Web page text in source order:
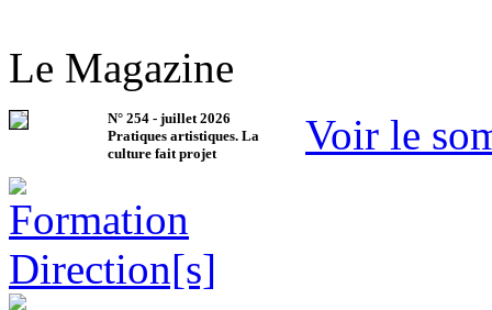
Le Magazine
N° 254 - juillet 2026
Pratiques artistiques. La
culture fait projet
Voir le